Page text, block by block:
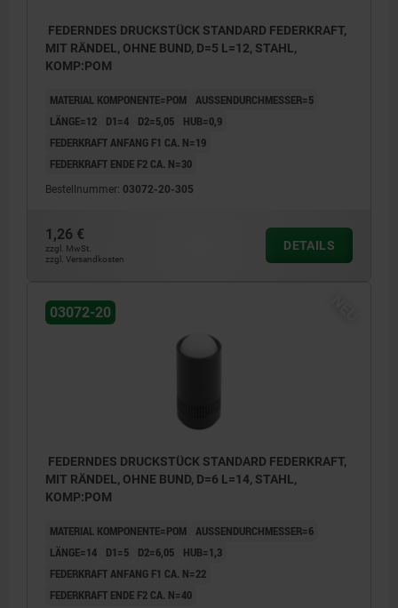
FEDERNDES DRUCKSTÜCK STANDARD FEDERKRAFT,
MIT RÄNDEL, OHNE BUND, D=5 L=12, STAHL,
KOMP:POM
MATERIAL KOMPONENTE=POM AUSSENDURCHMESSER=5
LÄNGE=12
D1=4 D2=5,05
HUB=0,9
FEDERKRAFT ANFANG F1 CA. N=19
FEDERKRAFT ENDE F2 CA. N=30
Bestellnummer: 03072-20-305
1,26 €
zzgl. MwSt.
zzgl. Versandkosten
DETAILS
03072-20
FEDERNDES DRUCKSTÜCK STANDARD FEDERKRAFT,
MIT RÄNDEL, OHNE BUND, D=6 L=14, STAHL,
KOMP:POM
MATERIAL KOMPONENTE=POM AUSSENDURCHMESSER=6
LÄNGE=14
D1=5 D2=6,05
HUB=1,3
FEDERKRAFT ANFANG F1 CA. N=22
FEDERKRAFT ENDE F2 CA. N=40